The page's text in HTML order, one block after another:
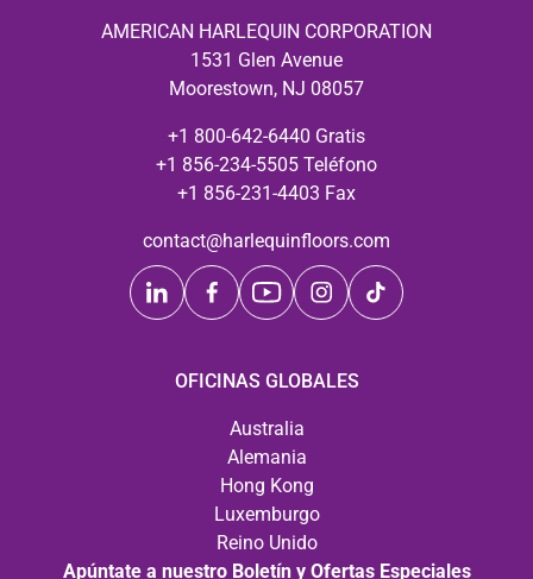
AMERICAN HARLEQUIN CORPORATION
1531 Glen Avenue
Moorestown, NJ 08057
+1 800-642-6440 Gratis
+1 856-234-5505 Teléfono
+1 856-231-4403 Fax
contact@harlequinfloors.com
OFICINAS GLOBALES
Australia
Alemania
Hong Kong
Luxemburgo
Reino Unido
Apúntate a nuestro Boletín y Ofertas Especiales